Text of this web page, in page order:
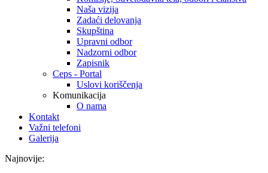
Naša vizija
Zadaći delovanja
Skupština
Upravni odbor
Nadzorni odbor
Zapisnik
Ceps - Portal
Uslovi koriščenja
Komunikacija
O nama
Kontakt
Važni telefoni
Galerija
Najnovije: